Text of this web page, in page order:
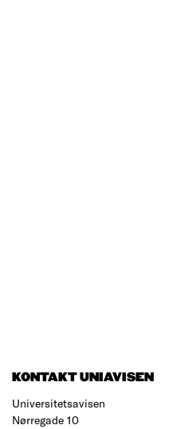
KONTAKT UNIAVISEN
Universitetsavisen
Nørregade 10